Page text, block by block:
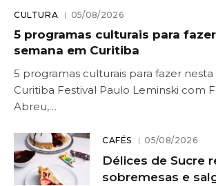
CULTURA 05/08/2026
5 programas culturais para
semana em Curitiba
5 programas culturais para fazer
Curitiba Festival Paulo Leminski com
Abreu,…
CAFÉS 05/08/2026
Délices de Sucre
sobremesas e